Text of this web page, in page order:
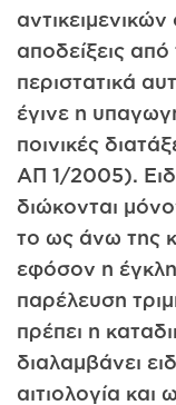
αποδείξεις
περιστατικά
έγινε η
ποινικές
ΑΠ 1/2005).
διώκονται
το ως άνω της
εφόσον η
παρέλευση
πρέπει η
διαλαμβάνει
αιτιολογία